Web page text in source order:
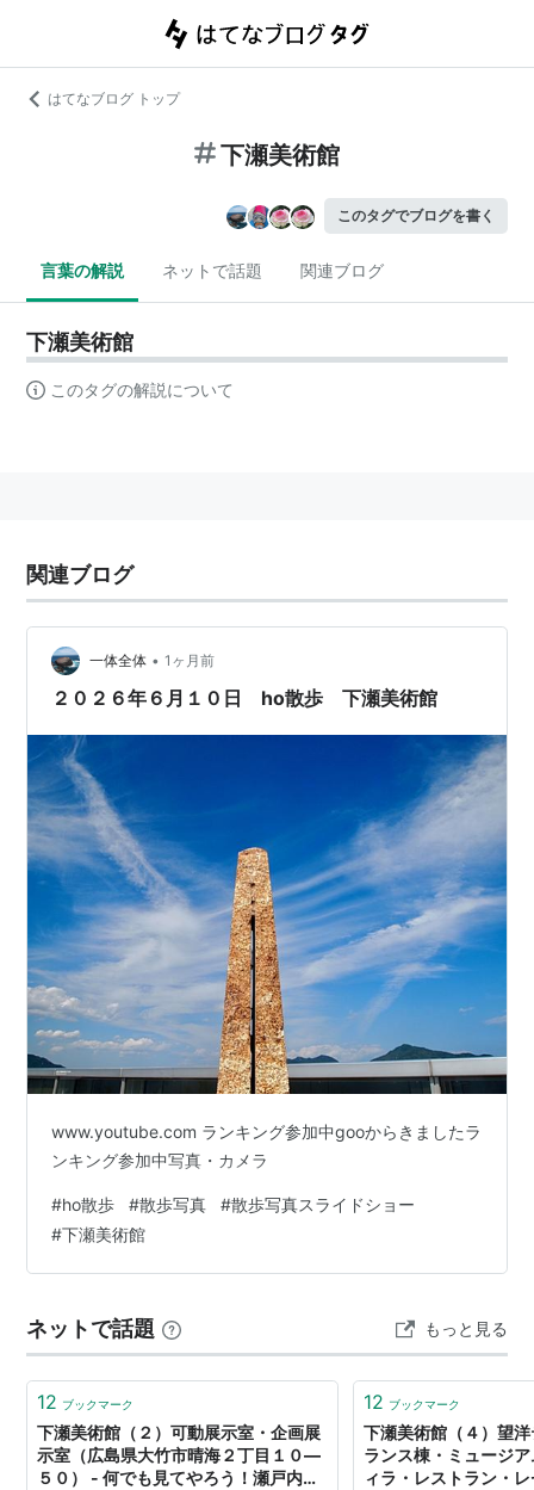
はてなブログ トップ
下瀬美術館
このタグでブログを書く
言葉の解説 ネットで話題 関連ブログ
下瀬美術館
このタグの解説について
関連ブログ
一体全体 • 1ヶ月前
２０２６年６月１０日 ho散歩 下瀬美術館
www.youtube.com ランキング参加中gooからきましたラ
ンキング参加中写真・カメラ
#ho散歩 #散歩写真 #散歩写真スライドショー
#下瀬美術館
ネットで話題 もっと見る
12 ブックマーク
下瀬美術館（２）可動展示室・企画展
示室（広島県大竹市晴海２丁目１０―
５０） - 何でも見てやろう！瀬戸内海
12 ブックマーク
下瀬美術館（４）望
ランス棟・ミュージ
ィラ・レストラン・